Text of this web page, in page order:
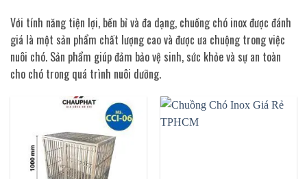
Với tính năng tiện lợi, bền bỉ và đa dạng, chuồng chó inox được đánh
giá là một sản phẩm chất lượng cao và được ưa chuộng trong việc
nuôi chó. Sản phẩm giúp đảm bảo vệ sinh, sức khỏe và sự an toàn
cho chó trong quá trình nuôi dưỡng.